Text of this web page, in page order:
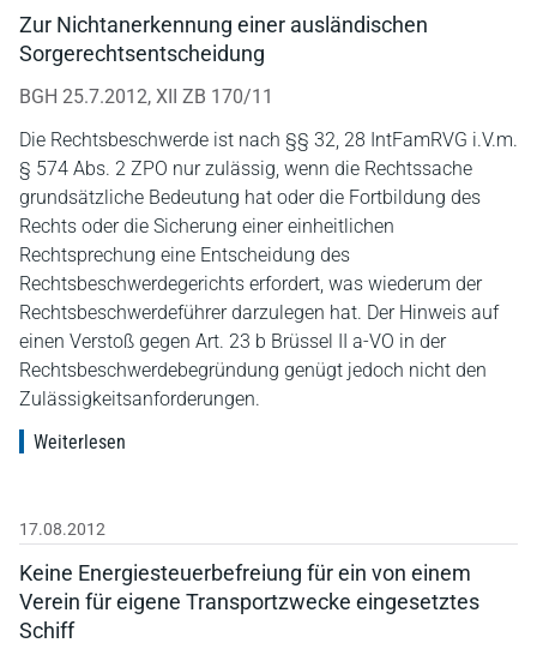
Zur Nichtanerkennung einer ausländischen
Sorgerechtsentscheidung
BGH 25.7.2012, XII ZB 170/11
Die Rechtsbeschwerde ist nach §§ 32, 28 IntFamRVG i.V.m.
§ 574 Abs. 2 ZPO nur zulässig, wenn die Rechtssache
grundsätzliche Bedeutung hat oder die Fortbildung des
Rechts oder die Sicherung einer einheitlichen
Rechtsprechung eine Entscheidung des
Rechtsbeschwerdegerichts erfordert, was wiederum der
Rechtsbeschwerdeführer darzulegen hat. Der Hinweis auf
einen Verstoß gegen Art. 23 b Brüssel II a-VO in der
Rechtsbeschwerdebegründung genügt jedoch nicht den
Zulässigkeitsanforderungen.
Weiterlesen
17.08.2012
Keine Energiesteuerbefreiung für ein von einem
Verein für eigene Transportzwecke eingesetztes
Schiff